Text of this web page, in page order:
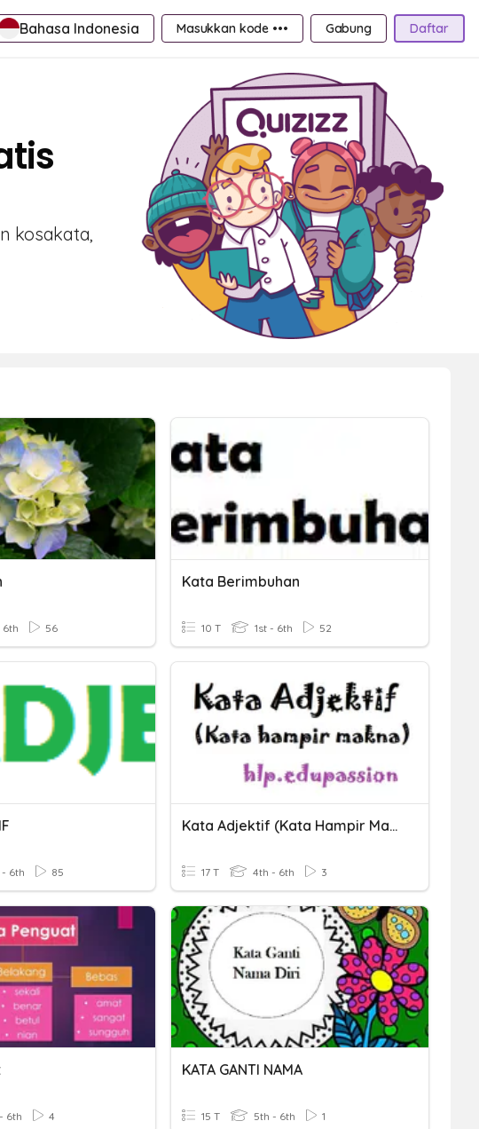
Bahasa Indonesia Masukkan kode ••• Gabung Daftar
kosakata,
6th 56
Kata Berimbuhan
10 T 1st - 6th 52
6th 85
Kata Adjektif (Kata Hampir Makna)
17 T 4th - 6th 3
6th 4
KATA GANTI NAMA
15 T 5th - 6th 1